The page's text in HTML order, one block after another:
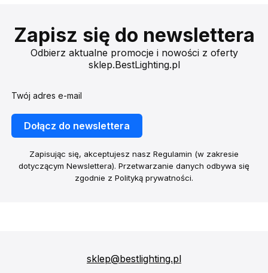
Zapisz się do newslettera
Odbierz aktualne promocje i nowości z oferty
sklep.BestLighting.pl
Twój adres e-mail
Dołącz do newslettera
Zapisując się, akceptujesz nasz Regulamin (w zakresie
dotyczącym Newslettera). Przetwarzanie danych odbywa się
zgodnie z Polityką prywatności.
sklep@bestlighting.pl